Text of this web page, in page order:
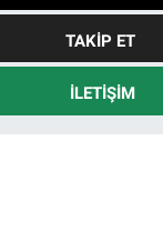
TAKIP ET
İLETIŞIM